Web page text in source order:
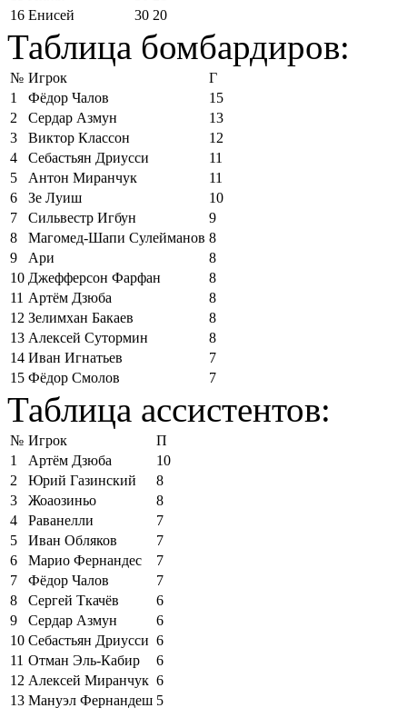
16 Енисей 30 20
Таблица бомбардиров:
№ Игрок
Г
1
Фёдор Чалов
15
2
Сердар Азмун
13
3
Виктор Классон
12
4
Себастьян Дриусси
11
5
Антон Миранчук
11
6
Зе Луиш
10
7
Сильвестр Игбун
9
8
Магомед-Шапи Сулейманов 8
9
Ари
8
10 Джефферсон Фарфан
8
11 Артём Дзюба
8
12 Зелимхан Бакаев
8
13 Алексей Сутормин
8
14 Иван Игнатьев
7
15 Фёдор Смолов 7
Таблица ассистентов:
№ Игрок
П
1
Артём Дзюба
10
2
Юрий Газинский
8
3
Жоаозиньо
8
4
Раванелли
7
5
Иван Обляков
7
6
Марио Фернандес
7
7
Фёдор Чалов
7
8
Сергей Ткачёв
6
9
Сердар Азмун
6
10 Себастьян Дриусси 6
11 Отман Эль-Кабир
6
12 Алексей Миранчук 6
13 Мануэл Фернандеш 5